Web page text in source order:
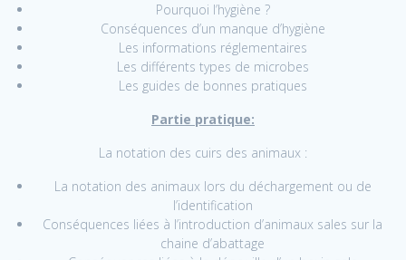
Pourquoi l’hygiène ?
Conséquences d’un manque d’hygiène
Les informations réglementaires
Les différents types de microbes
Les guides de bonnes pratiques
Partie pratique:
La notation des cuirs des animaux :
La notation des animaux lors du déchargement ou de
l’identification
Conséquences liées à l’introduction d’animaux sales sur la
chaine d’abattage